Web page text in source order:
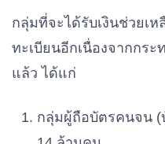
กลุ่มที่จะได้รับเงินช่วยเห
ทะเบียนอีกเนื่องจากกร
แล้ว ได้แก่
กลุ่มผู้ถือบัตรคนจน (